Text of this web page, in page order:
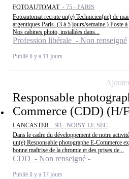
FOTOAUTOMAT - 75 - PARIS
Fotoautomat recrute un(e) Technicien(ne) de
argentiques Paris. (3 à 5 jours/semaine.) Poste
Nos cabines photo, installées dans...
Profession libérale - Non renseigné
Publié il y a 11 jours
Responsable
Commerce (CDD) (H/
LANCASTER - 93 - NOISY-LE-SEC
Dans le cadre du développement de notre
un(e) Responsable photographe E-Commerce
bonne maîtrise de la chromie et des prises de...
CDD - Non renseigné
Publié il y a 17 jours